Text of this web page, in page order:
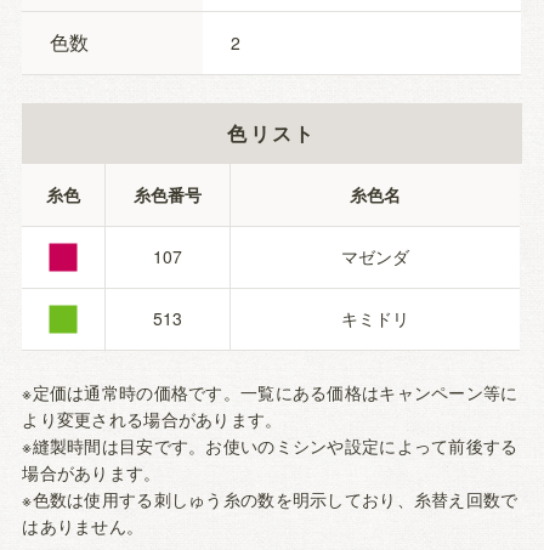
色数 2
色リスト
糸色 糸色番号 糸色名
■ 107 マゼンダ
■ 513 キミドリ
※定価は通常時の価格です。一覧にある価格はキャンペーン等に
より変更される場合があります。
※縫製時間は目安です。お使いのミシンや設定によって前後する
場合があります。
※色数は使用する刺しゅう糸の数を明示しており、糸替え回数で
はありません。